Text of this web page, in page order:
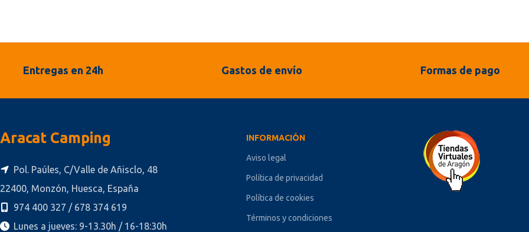
Entregas en 24h Gastos de envío Formas de pago
Aracat Camping
Pol. Paúles, C/Valle de Añisclo, 48
22400, Monzón, Huesca, España
974 400 327 / 678 374 619
Lunes a jueves: 9-13.30h / 16-18:30h
INFORMACIÓN
Aviso legal
Política de privacidad
Política de cookies
Términos y condiciones